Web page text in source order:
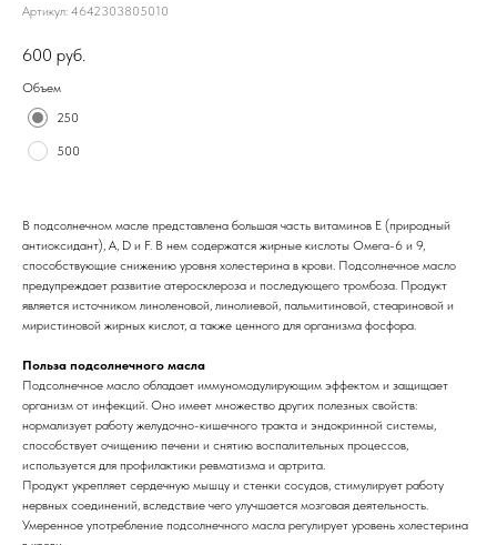
Артикул: 4642303805010
600 руб.
Объем
250
500
В подсолнечном масле представлена большая часть витаминов Е (природный
антиоксидант), А, D и F. В нем содержатся жирные кислоты Омега-6 и 9,
способствующие снижению уровня холестерина в крови. Подсолнечное масло
предупреждает развитие атеросклероза и последующего тромбоза. Продукт
является источником линоленовой, линолиевой, пальмитиновой, стеариновой и
миристиновой жирных кислот, а также ценного для организма фосфора.
Польза подсолнечного масла
Подсолнечное масло обладает иммуномодулирующим эффектом и защищает
организм от инфекций. Оно имеет множество других полезных свойств:
нормализует работу желудочно-кишечного тракта и эндокринной системы,
способствует очищению печени и снятию воспалительных процессов,
используется для профилактики ревматизма и артрита.
Продукт укрепляет сердечную мышцу и стенки сосудов, стимулирует работу
нервных соединений, вследствие чего улучшается мозговая деятельность.
Умеренное употребление подсолнечного масла регулирует уровень холестерина